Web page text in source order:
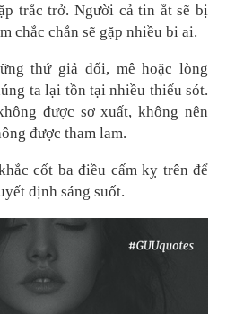
trắc trở. Người cả tin ắt sẽ bị
chắc chắn sẽ gặp nhiều bi ai.
thứ giả dối, mê hoặc lòng
ta lại tồn tại nhiều thiếu sót.
được sơ xuất, không nên
được tham lam.
cốt ba điều cấm kỵ trên để
định sáng suốt.